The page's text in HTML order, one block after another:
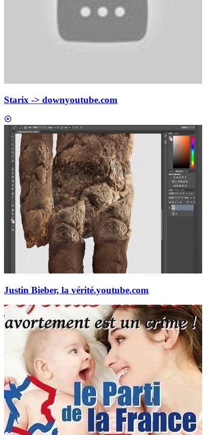
Starix -> downyoutube.com
Justin Bieber, la vérité.youtube.com